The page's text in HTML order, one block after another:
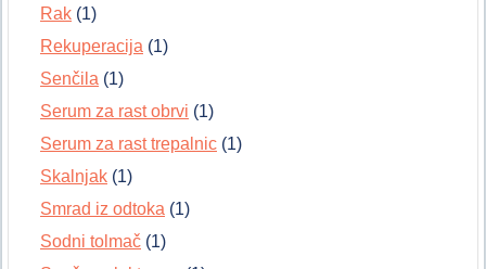
Rak (1)
Rekuperacija (1)
Senčila (1)
Serum za rast obrvi (1)
Serum za rast trepalnic (1)
Skalnjak (1)
Smrad iz odtoka (1)
Sodni tolmač (1)